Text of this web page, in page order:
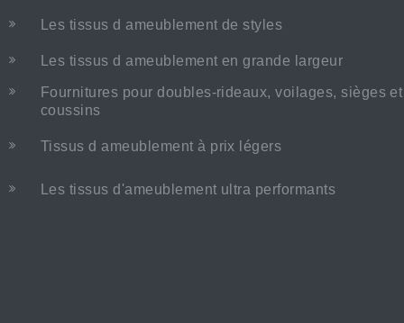
Les tissus d ameublement de styles
Les tissus d ameublement en grande largeur
Fournitures pour doubles-rideaux, voilages, sièges et
coussins
Tissus d ameublement à prix légers
Les tissus d'ameublement ultra performants